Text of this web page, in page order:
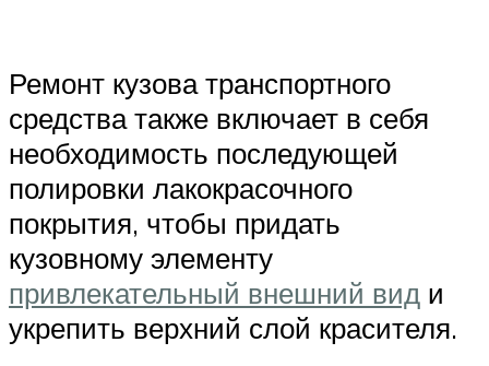
Ремонт кузова транспортного
средства также включает в себя
необходимость последующей
полировки лакокрасочного
покрытия, чтобы придать
кузовному элементу
привлекательный внешний вид и
укрепить верхний слой красителя.